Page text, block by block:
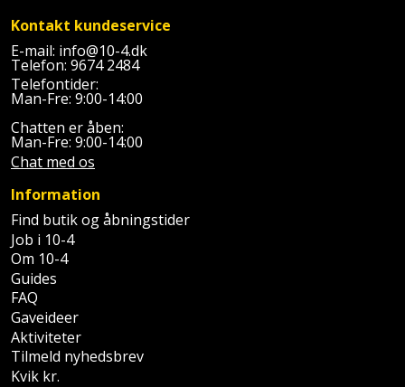
Værktøjskasse
og
opbevaring
Værktøjssæt
Vaterpas
Slagboremaskine
Slagnøgle
Slagnøgletilbehør
Slibemaskine
Sømpistol
Sømpistoltilbehør
Spånsuger
Tørrestativ
Trappevanger
Udebruser
afskærmning
Varme
Varmepumpeskjuler
Velux
gardin
Kontakt kundeservice
E-mail: info@10-4.dk
Telefon: 9674 2484
Telefontider:
Man-Fre: 9:00-14:00
Chatten er åben:
Man-Fre: 9:00-14:00
Chat med os
Information
Find butik og åbningstider
Job i 10-4
Om 10-4
Guides
FAQ
Gaveideer
Aktiviteter
Tilmeld nyhedsbrev
Kvik kr.